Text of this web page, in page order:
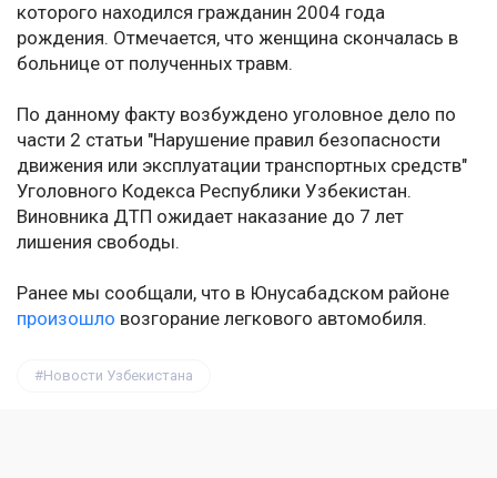
которого находился гражданин 2004 года
рождения. Отмечается, что женщина скончалась в
больнице от полученных травм.
По данному факту возбуждено уголовное дело по
части 2 статьи "Нарушение правил безопасности
движения или эксплуатации транспортных средств"
Уголовного Кодекса Республики Узбекистан.
Виновника ДТП ожидает наказание до 7 лет
лишения свободы.
Ранее мы сообщали, что в Юнусабадском районе
произошло возгорание легкового автомобиля.
Новости Узбекистана